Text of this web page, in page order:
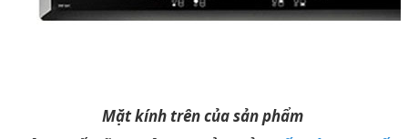
Mặt kính trên của sản phẩm